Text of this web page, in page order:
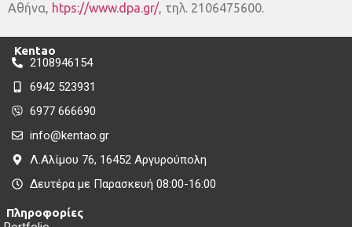
Αθήνα, htps://www.dpa.gr/, τηλ. 2106475600.
Kentao
2108946154
6942 523931
6977 666690
info@kentao.gr
Λ.Αλίμου 76, 16452 Αργυρούπολη
Δευτέρα με Παρασκευή 08:00-16:00
Πληροφορίες